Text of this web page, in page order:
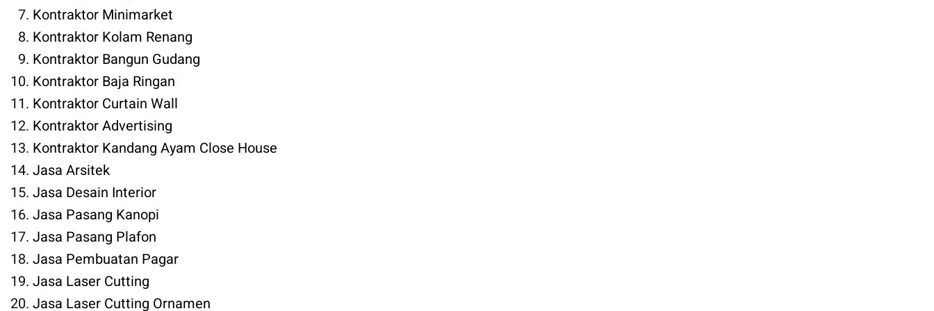
Kontraktor Minimarket
Kontraktor Kolam Renang
Kontraktor Bangun Gudang
Kontraktor Baja Ringan
Kontraktor Curtain Wall
Kontraktor Advertising
Kontraktor Kandang Ayam Close House
Jasa Arsitek
Jasa Desain Interior
Jasa Pasang Kanopi
Jasa Pasang Plafon
Jasa Pembuatan Pagar
Jasa Laser Cutting
Jasa Laser Cutting Ornamen